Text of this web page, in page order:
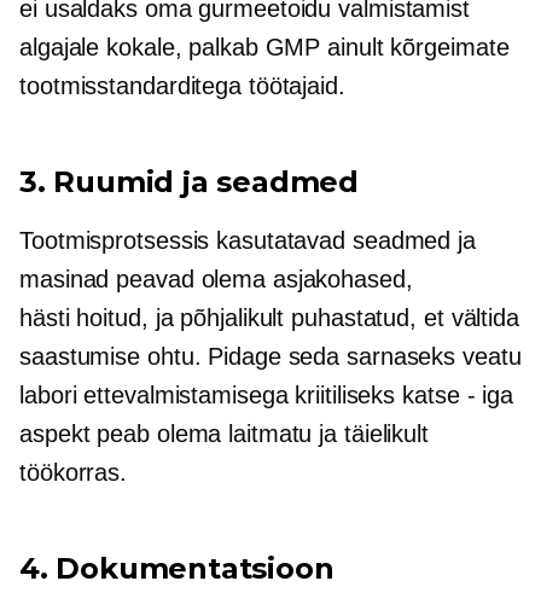
ei usaldaks oma gurmeetoidu valmistamist
algajale kokale, palkab GMP ainult kõrgeimate
tootmisstandarditega töötajaid.
3. Ruumid ja seadmed
Tootmisprotsessis kasutatavad seadmed ja
masinad peavad olema asjakohased,
hästi hoitud, ja põhjalikult puhastatud, et vältida
saastumise ohtu. Pidage seda sarnaseks veatu
labori ettevalmistamisega kriitiliseks katse - iga
aspekt peab olema laitmatu ja täielikult
töökorras.
4. Dokumentatsioon